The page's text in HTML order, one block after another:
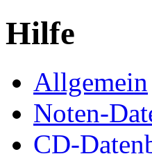
Hilfe
Allgemein
Noten-
CD-